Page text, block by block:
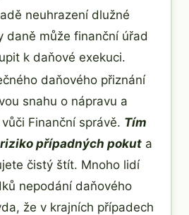
neuhrazení dlužné
daně může finanční úřad
k daňové exekuci.
daňového přiznání
snahu o nápravu a
Finanční správě. Tím
případných pokut a
čistý štít. Mnoho lidí
nepodání daňového
že v krajních případech